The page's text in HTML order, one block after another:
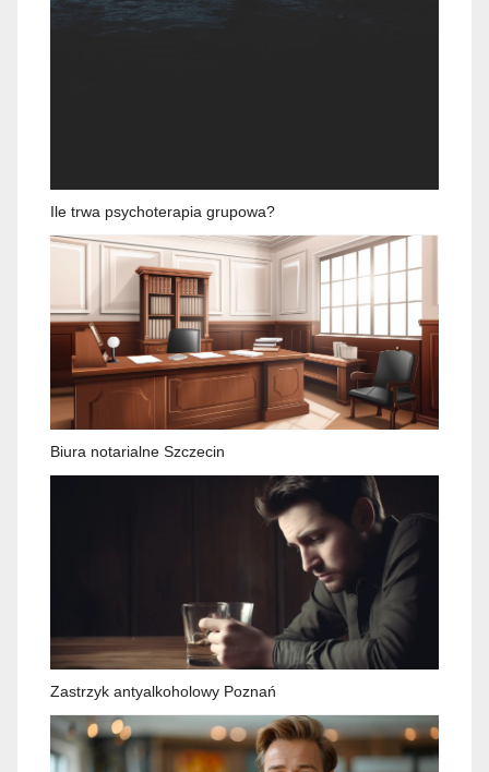
Ile trwa psychoterapia grupowa?
Biura notarialne Szczecin
Zastrzyk antyalkoholowy Poznań